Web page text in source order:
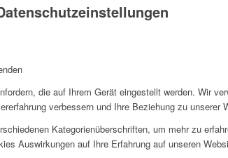
die auf Ihrem Gerät eingestellt werden. Wir
verbessern und Ihre Beziehung zu unserer
Kategorienüberschriften, um mehr zu
Auswirkungen auf Ihre Erfahrung auf unseren